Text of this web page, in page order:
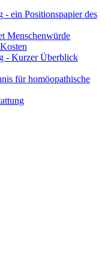
- ein Positionspapier des
Menschenwürde
- Kurzer Überblick
für homöopathische